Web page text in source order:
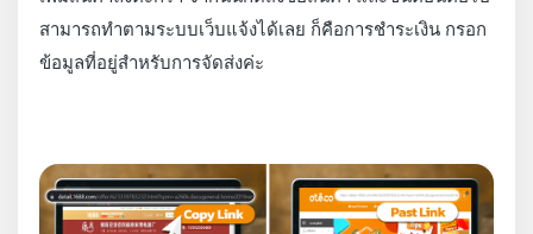
สามารถทำตามระบบเว็บแจ้งได้เลย ก็คือการชำระเงิน กรอก
ข้อมูลที่อยู่สำหรับการจัดส่งค่ะ